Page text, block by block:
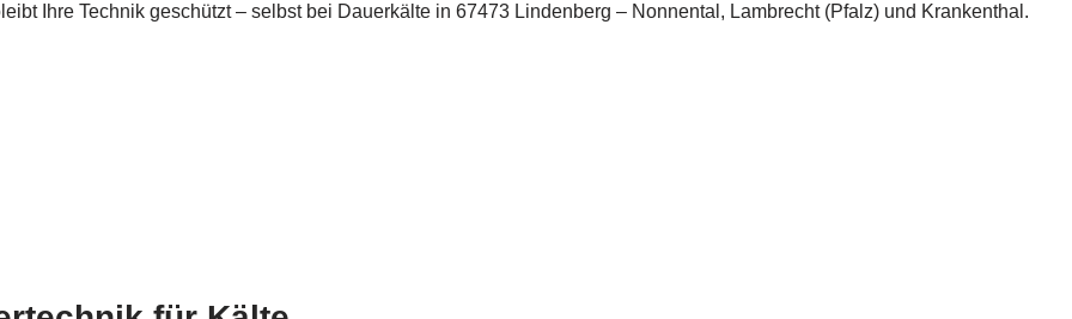
Ihre Technik geschützt – selbst bei Dauerkälte in 67473 Lindenberg – Nonnental, Lambrecht (Pfalz) und Krankenthal.